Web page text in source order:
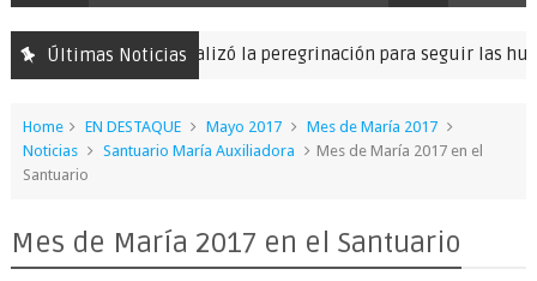
Últimas Noticias
Misionera Se realizó la peregrinación para seguir las huellas
Home EN DESTAQUE Mayo 2017
Mes de María 2017
Noticias
Santuario María Auxiliadora
Mes de María 2017 en el
Santuario
Mes de María 2017 en el Santuario